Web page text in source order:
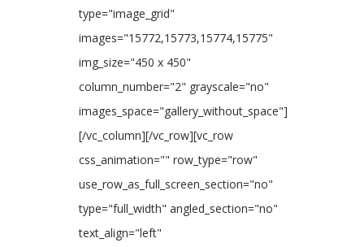
type="image_grid"
images="15772,15773,15774,15775"
img_size="450 x 450"
column_number="2" grayscale="no"
images_space="gallery_without_space"]
[/vc_column][/vc_row][vc_row
css_animation="" row_type="row"
use_row_as_full_screen_section="no"
type="full_width" angled_section="no"
text_align="left"